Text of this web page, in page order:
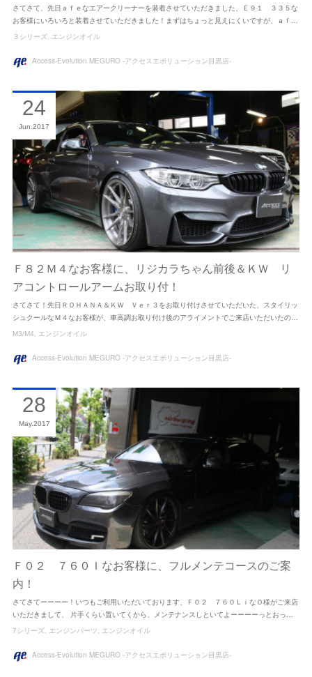
さてさて、先日ａｆｅなエアークリーナーを装着させていただきました、Ｅ９１ ３３５な
お客様にいろいろと装着させていただきました！まずはちょっと見えにくいですが、ａｆ…
３シリーズ エンジンオイル
Access-Evolution MEGURO -アクセスエボリューション目黒店-
Ｆ８２Ｍ４なお客様に、リジカラちゃん前後＆ＫＷ リ
アコントロールアームお取り付！
さてさて！先日ＲＯＨＡＮＡ＆ＫＷ Ｖｅｒ３をお取り付けさせていただいた、スタイリッ
シュクールなＭ４なお客様が、車高調お取り付け後のアライメントでご来店いただいたの…
24
Jun 2017
M3/M4 エンジンオイル
Access-Evolution MEGURO -アクセスエボリューション目黒店-
Ｆ０２ ７６０Ｉなお客様に、フルメンテコースのご案
内！
さてさてーーーー！いつもご利用いただいております、Ｆ０２ ７６０ＬｉなＯ様がご来店
いただきまして、 片手くらい置いてくから、メンテナンスしといてよーーーーっとおっ…
28
May 2017
7シリーズ エンジンパーツ エンジンオイル
Access-Evolution MEGURO -アクセスエボリューション目黒店-